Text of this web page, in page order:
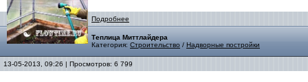
Подробнее
Теплица Миттлайдера
Категория: Строительство / Надворные постройки
13-05-2013, 09:26 | Просмотров: 6 799